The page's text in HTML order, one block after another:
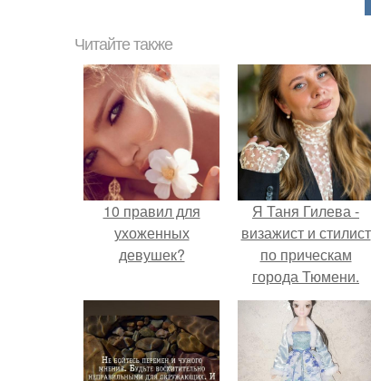
Читайте также
10 правил для
ухоженных
девушек?
Я Таня Гилева -
визажист и стилист
по прическам
города Тюмени.